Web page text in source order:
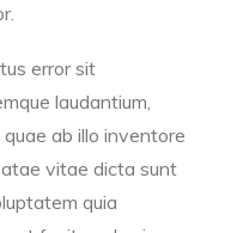
error sit
laudantium,
ab illo inventore
vitae dicta sunt
quia